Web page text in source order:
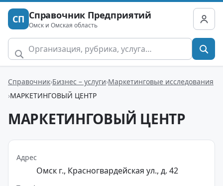
СП Справочник Предприятий
Омск и Омская область
Справочник Бизнес – услуги Маркетинговые исследования
МАРКЕТИНГОВЫЙ ЦЕНТР
МАРКЕТИНГОВЫЙ ЦЕНТР
Адрес
Омск г., Красногвардейская ул., д. 42